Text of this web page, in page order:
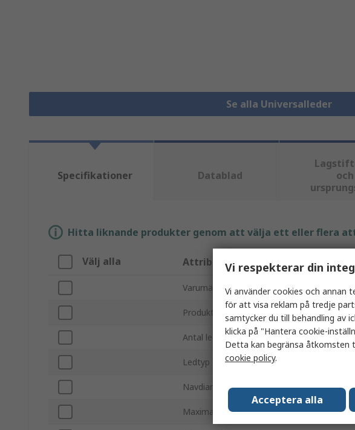
Se alla Universalleder
Specifikationer Datablad
och
Hitta liknande produkter genom att välja ett eller flera
Välj alla Attribut
Varumärke
Produkttyp
Antal leder
Ledtyp
Navdiameter
Maximal arbetsvinkel
Vi respekterar din
Vi använder cookies och annan
för att visa reklam på tredje
samtycker du till behandling av
klicka på "Hantera cookie-
Detta kan begränsa åtkomsten
cookie policy.
Acceptera alla